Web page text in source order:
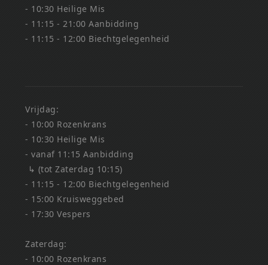
- 10:30 Heilige Mis
- 11:15 - 21:00 Aanbidding
- 11:15 - 12:00 Biechtgelegenheid
Vrijdag:
- 10:00 Rozenkrans
- 10:30 Heilige Mis
- vanaf 11:15 Aanbidding
↳ (tot Zaterdag 10:15)
- 11:15 - 12:00 Biechtgelegenheid
- 15:00 Kruisweggebed
- 17:30 Vespers
Zaterdag:
- 10:00 Rozenkrans